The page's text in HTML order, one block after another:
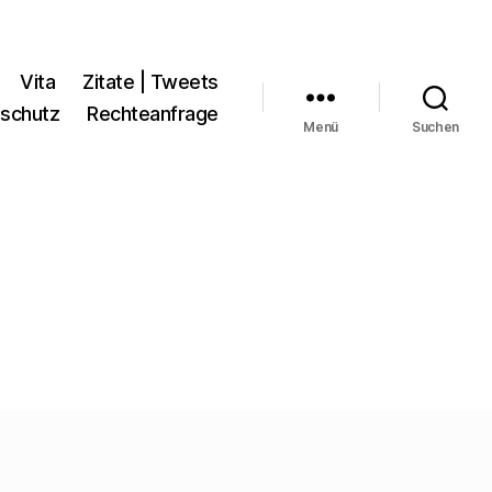
Vita
Zitate | Tweets
Rechteanfrage
Menü Suchen